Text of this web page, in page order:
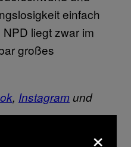
einfach
liegt zwar im
großes
, Instagramund
×